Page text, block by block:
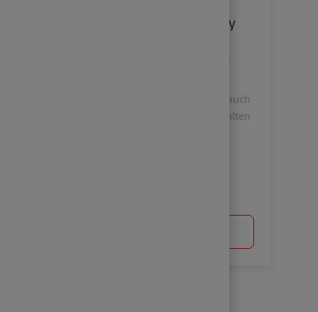
Minijob / Aushilfe (m/w/d) in Tholey
Werde Aushilfe / Minijobber als Postbote für
Minijobber bist du an einzelnen Tagen oder auch
stundenweise für uns tätig. Nach einer bezahlten